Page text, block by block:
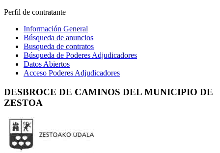
Perfil de contratante
Información General
Búsqueda de anuncios
Busqueda de contratos
Búsqueda de Poderes Adjudicadores
Datos Abiertos
Acceso Poderes Adjudicadores
DESBROCE DE CAMINOS DEL MUNICIPIO DE
ZESTOA